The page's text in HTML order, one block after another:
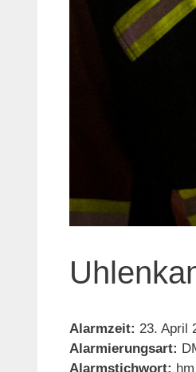
Alarmzeit: 23. April
Alarmierungsart:
Alarmstichwort: hm